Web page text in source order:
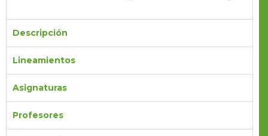
Descripción
Lineamientos
Asignaturas
Profesores